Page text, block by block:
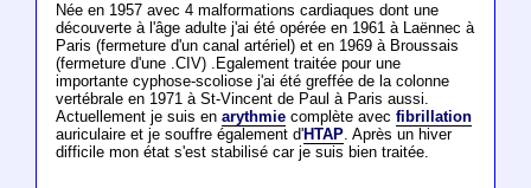
Née en 1957 avec 4 malformations cardiaques dont une
découverte à l'âge adulte j'ai été opérée en 1961 à Laënnec à
Paris (fermeture d'un canal artériel) et en 1969 à Broussais
(fermeture d'une .CIV) .Egalement traitée pour une
importante cyphose-scoliose j'ai été greffée de la colonne
vertébrale en 1971 à St-Vincent de Paul à Paris aussi.
Actuellement je suis en arythmiecomplète avec fibrillation
auriculaire et je souffre également d'HTAP. Après un hiver
difficile mon état s'est stabilisé car je suis bien traitée.